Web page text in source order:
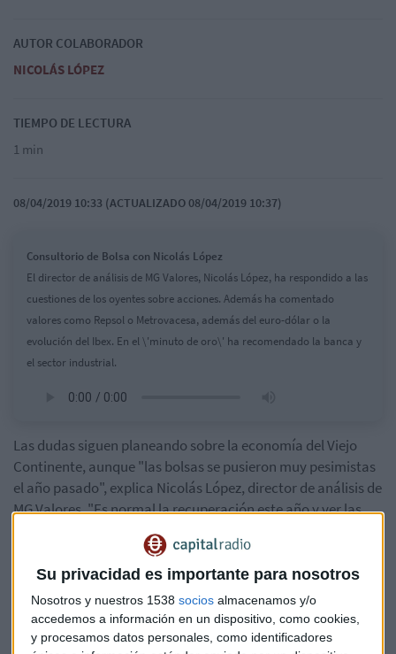
Su privacidad es importante para nosotros
Nosotros y nuestros 1538 socios almacenamos y/o
accedemos a información en un dispositivo, como cookies,
y procesamos datos personales, como identificadores
AUTOR COLABORADOR
NICOLÁS LÓPEZ
TIEMPO DE LECTURA
1 min
08/04/2019 10:33 (ACTUALIZADO 08/04/2019 10:37)
Consultorio de Bolsa con Nicolás López
El director de análisis de MG Valores, Nicolás López, ha respondido a las
cuestiones de los oyentes sobre acciones. Además ha comentado
valores como Repsol o Metrovacesa, además del euro-dólar o la
evolución del Ibex. En el \'minuto de oro\' ha recomendado la banca y
el sector industrial.
Las dudas siguen planeando sobre la economía del Viejo
Continente, aunque "las bolsas se pusieron muy pesimistas
el año pasado", explica Nicolás López, director de análisis de
MG Valores. "Es normal la recuperación este año y ver las
Sin embargo, los datos macroeconómicos de la jornada no
comercial alemana se explica por la caída del comercio
internacional", apunta López. La guerra entre Estados